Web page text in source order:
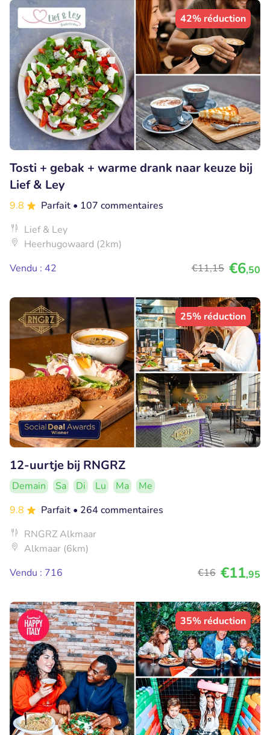
42% réduction
Tosti + gebak + warme drank naar keuze bij
Lief & Ley
9.8 Parfait • 107 commentaires
Lief & Ley
Heerhugowaard (2km)
Vendu : 42
€11,15 €6,50
25% réduction
12-uurtje bij RNGRZ
Demain Sa Di Lu Ma
Me
9.8
Parfait • 264 commentaires
RNGRZ Alkmaar
Alkmaar (6km)
Vendu : 716
€16 €11,95
35% réduction